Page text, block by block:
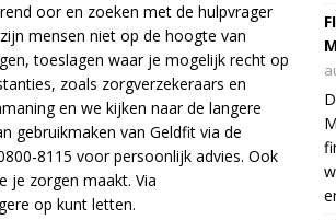
oor en zoeken met de hulpvrager
mensen niet op de hoogte van
toeslagen waar je mogelijk recht op
zoals zorgverzekeraars en
en we kijken naar de langere
gebruikmaken van Geldfit via de
8115 voor persoonlijk advies. Ook
je zorgen maakt. Via
op kunt letten.